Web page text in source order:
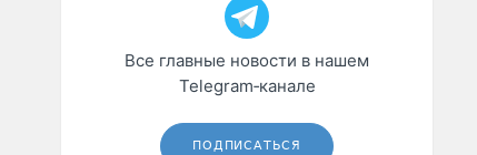
Все главные новости в нашем
Telegram‑канале
ПОДПИСАТЬСЯ